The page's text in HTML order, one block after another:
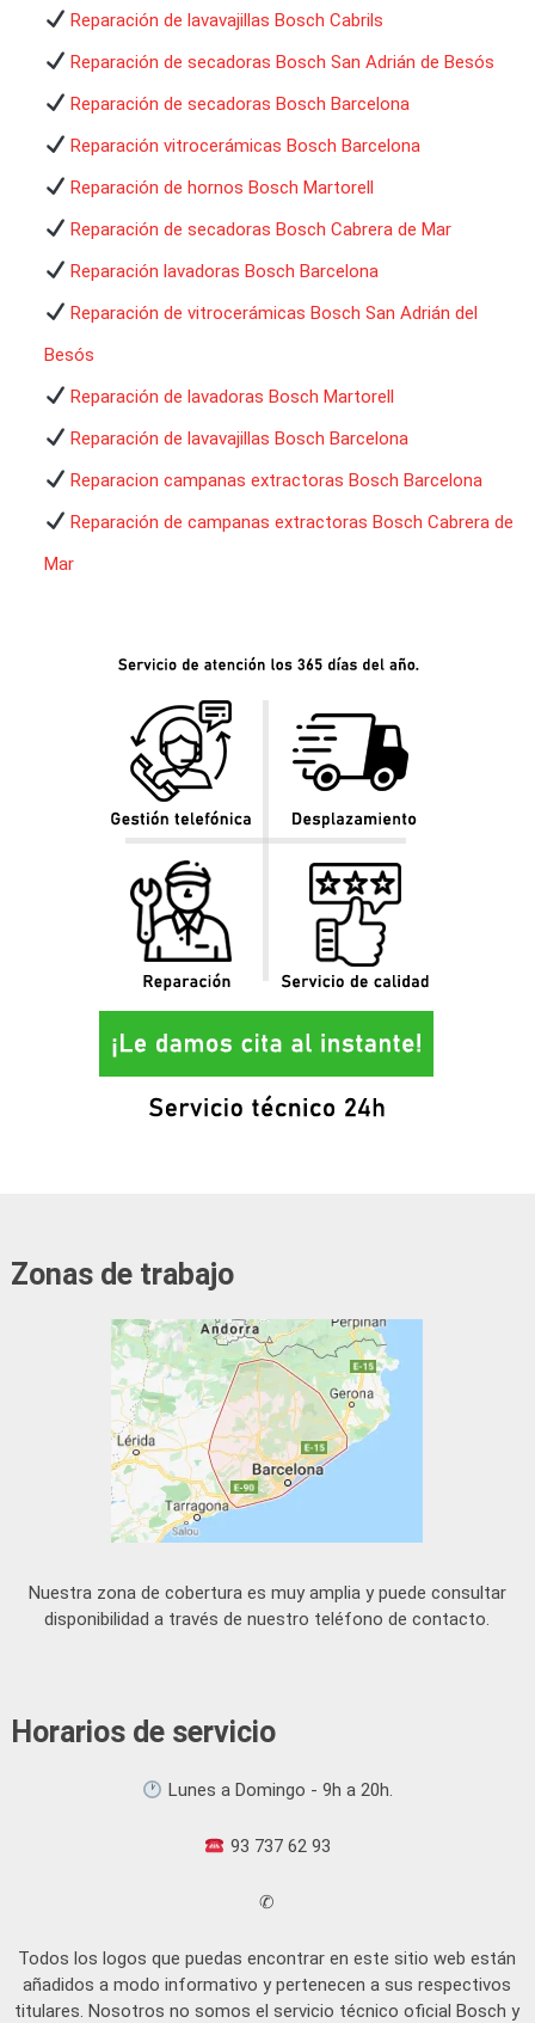
Reparación de lavavajillas Bosch Cabrils
Reparación de secadoras Bosch San Adrián de Besós
Reparación de secadoras Bosch Barcelona
Reparación vitrocerámicas Bosch Barcelona
Reparación de hornos Bosch Martorell
Reparación de secadoras Bosch Cabrera de Mar
Reparación lavadoras Bosch Barcelona
Reparación de vitrocerámicas Bosch San Adrián del
Besós
Reparación de lavadoras Bosch Martorell
Reparación de lavavajillas Bosch Barcelona
Reparacion campanas extractoras Bosch Barcelona
Reparación de campanas extractoras Bosch Cabrera de
Mar
Zonas de trabajo
Nuestra zona de cobertura es muy amplia y puede consultar
disponibilidad a través de nuestro teléfono de contacto.
Horarios de servicio
Lunes a Domingo - 9h a 20h.
93 737 62 93
✆
Todos los logos que puedas encontrar en este sitio web están
añadidos a modo informativo y pertenecen a sus respectivos
titulares. Nosotros no somos el servicio técnico oficial Bosch y